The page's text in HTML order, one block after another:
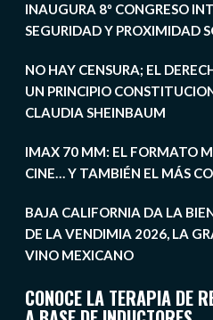
INAUGURA 8º CONGRESO
SEGURIDAD Y PROXIMIDAD
NO HAY CENSURA; EL
UN PRINCIPIO
CLAUDIA SHEINBAUM
IMAX 70 MM: EL FORMATO
CINE… Y TAMBIÉN EL MÁS
BAJA CALIFORNIA DA LA
DE LA VENDIMIA 2026, LA
VINO MEXICANO
CONOCE LA TERAPIA DE